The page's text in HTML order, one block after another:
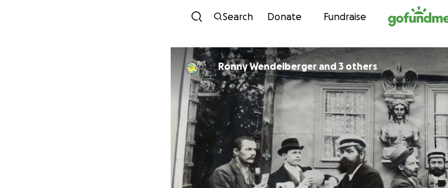
Skip to content
Search Donate Fundraise
Ronny Wendelberger and 3 others